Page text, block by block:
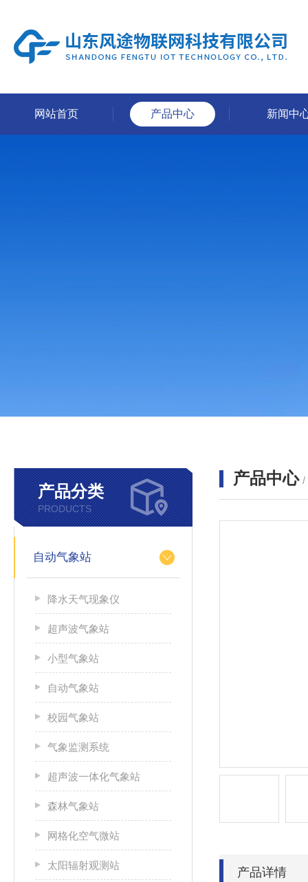
网站首页 产品中心 新闻中
产品分类
PRODUCTS
自动气象站
降水天气现象仪
超声波气象站
小型气象站
自动气象站
校园气象站
气象监测系统
超声波一体化气象站
森林气象站
网格化空气微站
太阳辐射观测站
产品中心 /
产品详情